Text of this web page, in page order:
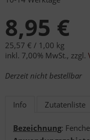
8,95 €
25,57 € / 1,00 kg
inkl. 7,00% MwSt., zzgl.
Derzeit nicht bestellbar
Info Zutatenliste
Bezeichnung: